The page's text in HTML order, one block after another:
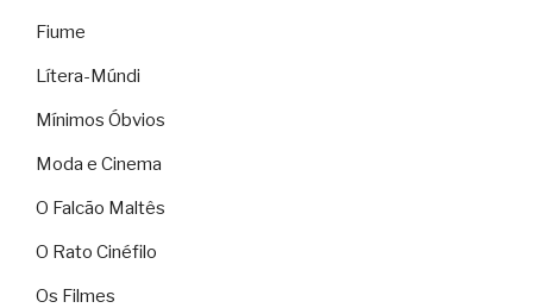
Fiume
Lítera-Múndi
Mínimos Óbvios
Moda e Cinema
O Falcão Maltês
O Rato Cinéfilo
Os Filmes